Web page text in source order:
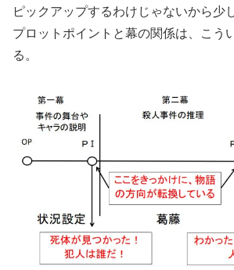
ピックアップするわけじゃないから少
プロットポイントと幕の関係は、こう
る。